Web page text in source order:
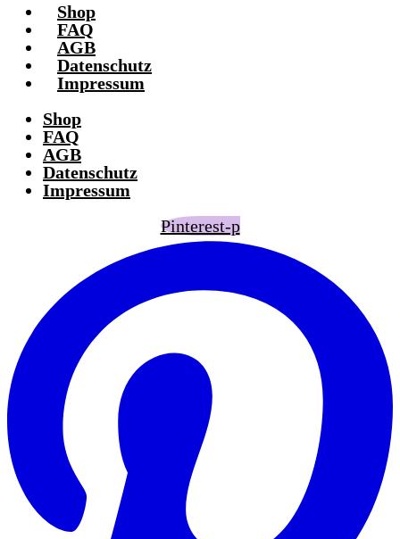
Shop
FAQ
AGB
Datenschutz
Impressum
Shop
FAQ
AGB
Datenschutz
Impressum
Pinterest-p